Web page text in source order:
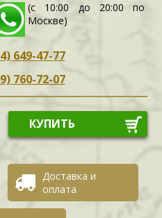
(с 10:00 до 20:00 по
Москве)
649-47-77
760-72-07
КУПИТЬ
Доставка и
оплата